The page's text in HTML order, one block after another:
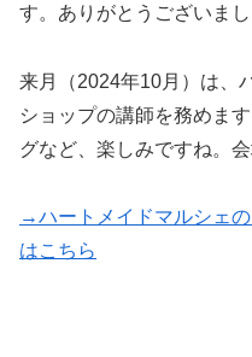
す。ありがとうございまし
来月（2024年10月）は、
ショップの講師を務めま
グなど、楽しみですね。
→ハートメイドマルシェ
はこちら